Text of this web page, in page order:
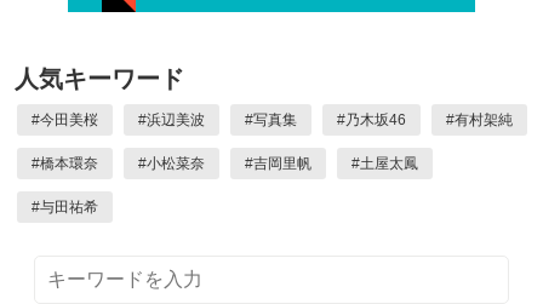
人気キーワード
#今田美桜 #浜辺美波 #写真集 #乃木坂46 #有村架純
#橋本環奈 #小松菜奈 #吉岡里帆 #土屋太鳳
#与田祐希